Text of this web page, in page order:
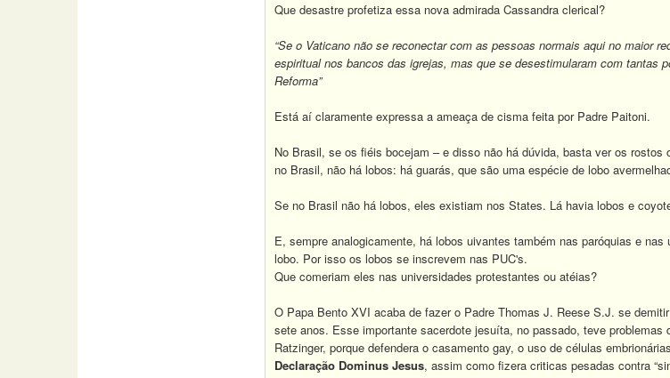
Que desastre profetiza essa nova admirada Cassandra clerical?
“Se o Vaticano não se reconectar com as pessoas normais aqui no maior
espiritual nos bancos das igrejas, mas que se desestimularam com tantas
Reforma”
Está aí claramente expressa a ameaça de cisma feita por Padre Paitoni.
No Brasil, se os fiéis bocejam – e disso não há dúvida, basta ver os rostos
no Brasil, não há lobos: há guarás, que são uma espécie de lobo
Se no Brasil não há lobos, eles existiam nos States. Lá havia lobos e
E, sempre analogicamente, há lobos uivantes também nas paróquias e
lobo. Por isso os lobos se inscrevem nas PUC's.
Que comeriam eles nas universidades protestantes ou atéias?
O Papa Bento XVI acaba de fazer o Padre Thomas J. Reese S.J. se
sete anos. Esse importante sacerdote jesuíta, no passado, teve
Ratzinger, porque defendera o casamento gay, o uso de células
Declaração Dominus Jesus, assim como fizera criticas pesadas contra